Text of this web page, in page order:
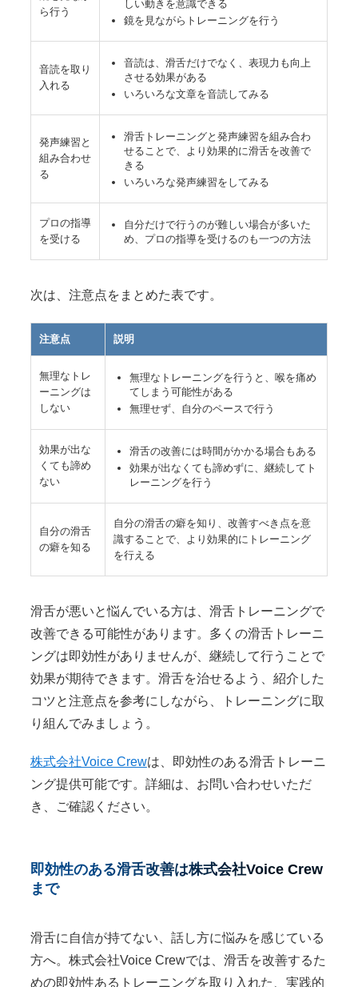
ら行う
しい動きを意識できる
鏡を見ながらトレーニングを行う
音読を取り
入れる
音読は、滑舌だけでなく、表現力も向上
させる効果がある
いろいろな文章を音読してみる
発声練習と
組み合わせ
る
滑舌トレーニングと発声練習を組み合わ
せることで、より効果的に滑舌を改善で
きる
いろいろな発声練習をしてみる
プロの指導
を受ける
自分だけで行うのが難しい場合が多いた
め、プロの指導を受けるのも一つの方法
次は、注意点をまとめた表です。
注意点 説明
無理なトレ
ーニングは
しない
無理なトレーニングを行うと、喉を痛め
てしまう可能性がある
無理せず、自分のペースで行う
効果が出な
くても諦め
ない
滑舌の改善には時間がかかる場合もある
効果が出なくても諦めずに、継続してト
レーニングを行う
自分の滑舌
の癖を知る
自分の滑舌の癖を知り、改善すべき点を意
識することで、より効果的にトレーニング
を行える
滑舌が悪いと悩んでいる方は、滑舌トレーニングで
改善できる可能性があります。多くの滑舌トレーニ
ングは即効性がありませんが、継続して行うことで
効果が期待できます。滑舌を治せるよう、紹介した
コツと注意点を参考にしながら、トレーニングに取
り組んでみましょう。
株式会社Voice Crewは、即効性のある滑舌トレーニ
ング提供可能です。詳細は、お問い合わせいただ
き、ご確認ください。
即効性のある滑舌改善は株式会社Voice Crew
まで
滑舌に自信が持てない、話し方に悩みを感じている
方へ。株式会社Voice Crewでは、滑舌を改善するた
めの即効性あるトレーニングを取り入れた、実践的